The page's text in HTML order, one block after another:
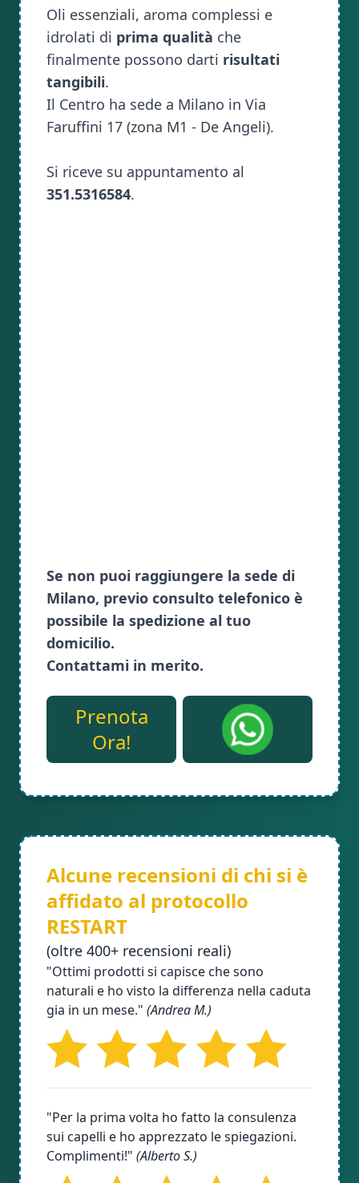
Oli essenziali, aroma complessi e
idrolati di prima qualità che
finalmente possono darti risultati
tangibili.
Il Centro ha sede a Milano in Via
Faruffini 17 (zona M1 - De Angeli).
Si riceve su appuntamento al
351.5316584.
Se non puoi raggiungere la sede di
Milano, previo consulto telefonico è
possibile la spedizione al tuo
domicilio.
Contattami in merito.
Prenota
Ora!
Alcune recensioni di chi si è
affidato al protocollo
RESTART
(oltre 400+ recensioni reali)
"Ottimi prodotti si capisce che sono
naturali e ho visto la differenza nella caduta
gia in un mese." (Andrea M.)
"Per la prima volta ho fatto la consulenza
sui capelli e ho apprezzato le spiegazioni.
Complimenti!" (Alberto S.)